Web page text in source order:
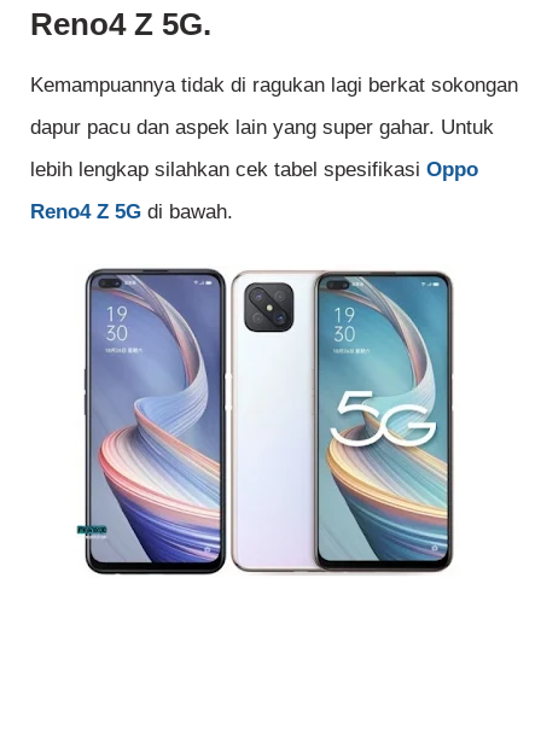
Reno4 Z 5G.
Kemampuannya tidak di ragukan lagi berkat sokongan
dapur pacu dan aspek lain yang super gahar. Untuk
lebih lengkap silahkan cek tabel spesifikasi Oppo
Reno4 Z 5G di bawah.